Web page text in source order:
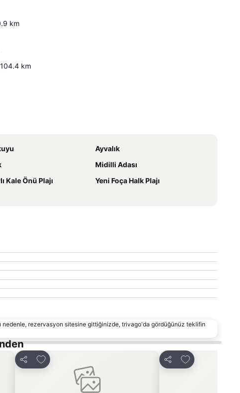
km
104.4 km
Ayvalık
Midilli Adası
Kale Önü Plajı
Yeni Foça Halk Plajı
nedenle, rezervasyon sitesine gittiğinizde, trivago'da gördüğünüz teklifin
Paylaş
Favorilerime ekle
Paylaş
Favorilerime ekle